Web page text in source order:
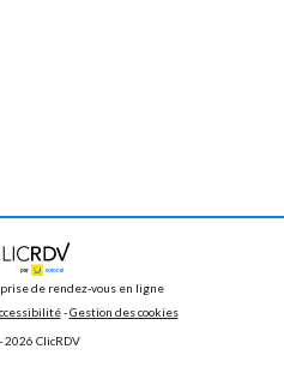
de rendez-vous en ligne
- Gestion des cookies
2026 ClicRDV